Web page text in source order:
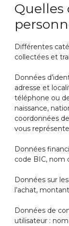
Quelles
Différentes
collectées et
Données
adresse et
téléphone ou
naissance,
coordonnées
vous
Données
code BIC, nom
Données sur
l’achat,
Données de
utilisateur :